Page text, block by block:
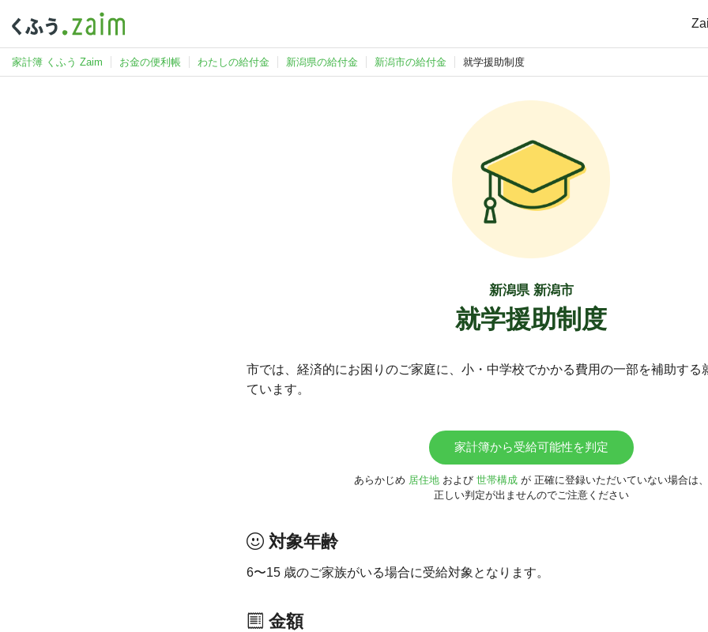
家計簿 くふう Zaim お金の便利帳 わたしの給付金 新潟県の給付金 新潟市の給付金 就学援助制度
新潟県 新潟市
就学援助制度
市では、経済的にお困りのご家庭に、小・中学校でかかる費用の一部を補助する
ています。
家計簿から受給可能性を判定
あらかじめ 居住地および 世帯構成が 正確に登録いただいていない場合は、
正しい判定が出ませんのでご注意ください
対象年齢
6〜15 歳のご家族がいる場合に受給対象となります。
金額